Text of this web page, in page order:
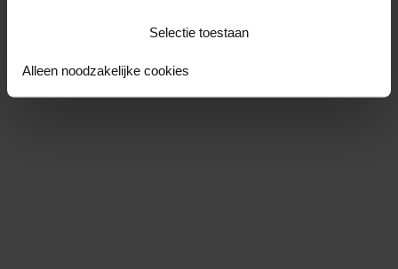
Selectie toestaan
Alleen noodzakelijke cookies